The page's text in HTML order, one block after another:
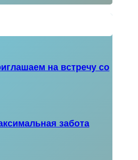
на встречу со
забота